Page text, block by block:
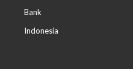
Bank
Indonesia